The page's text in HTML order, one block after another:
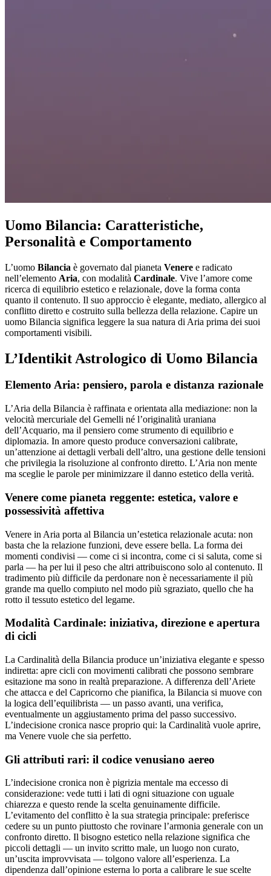
Uomo Bilancia: Caratteristiche,
Personalità e Comportamento
L’uomo Bilancia è governato dal pianeta Venere e radicato
nell’elemento Aria, con modalità Cardinale. Vive l’amore come
ricerca di equilibrio estetico e relazionale, dove la forma conta
quanto il contenuto. Il suo approccio è elegante, mediato, allergico al
conflitto diretto e costruito sulla bellezza della relazione. Capire un
uomo Bilancia significa leggere la sua natura di Aria prima dei suoi
comportamenti visibili.
L’Identikit Astrologico di Uomo Bilancia
Elemento Aria: pensiero, parola e distanza razionale
L’Aria della Bilancia è raffinata e orientata alla mediazione: non la
velocità mercuriale del Gemelli né l’originalità uraniana
dell’Acquario, ma il pensiero come strumento di equilibrio e
diplomazia. In amore questo produce conversazioni calibrate,
un’attenzione ai dettagli verbali dell’altro, una gestione delle tensioni
che privilegia la risoluzione al confronto diretto. L’Aria non mente
ma sceglie le parole per minimizzare il danno estetico della verità.
Venere come pianeta reggente: estetica, valore e
possessività affettiva
Venere in Aria porta al Bilancia un’estetica relazionale acuta: non
basta che la relazione funzioni, deve essere bella. La forma dei
momenti condivisi — come ci si incontra, come ci si saluta, come si
parla — ha per lui il peso che altri attribuiscono solo al contenuto. Il
tradimento più difficile da perdonare non è necessariamente il più
grande ma quello compiuto nel modo più sgraziato, quello che ha
rotto il tessuto estetico del legame.
Modalità Cardinale: iniziativa, direzione e apertura
di cicli
La Cardinalità della Bilancia produce un’iniziativa elegante e spesso
indiretta: apre cicli con movimenti calibrati che possono sembrare
esitazione ma sono in realtà preparazione. A differenza dell’Ariete
che attacca e del Capricorno che pianifica, la Bilancia si muove con
la logica dell’equilibrista — un passo avanti, una verifica,
eventualmente un aggiustamento prima del passo successivo.
L’indecisione cronica nasce proprio qui: la Cardinalità vuole aprire,
ma Venere vuole che sia perfetto.
Gli attributi rari: il codice venusiano aereo
L’indecisione cronica non è pigrizia mentale ma eccesso di
considerazione: vede tutti i lati di ogni situazione con uguale
chiarezza e questo rende la scelta genuinamente difficile.
L’evitamento del conflitto è la sua strategia principale: preferisce
cedere su un punto piuttosto che rovinare l’armonia generale con un
confronto diretto. Il bisogno estetico nella relazione significa che
piccoli dettagli — un invito scritto male, un luogo non curato,
un’uscita improvvisata — tolgono valore all’esperienza. La
dipendenza dall’opinione esterna lo porta a calibrare le sue scelte